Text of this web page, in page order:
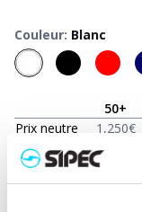
Couleur: Blanc
50+
Prix neutre
1,250€
Prix
imprimé
2,230